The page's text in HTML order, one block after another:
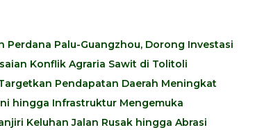
Perdana Palu-Guangzhou, Dorong Investasi
Konflik Agraria Sawit di Tolitoli
Pendapatan Daerah Meningkat
hingga Infrastruktur Mengemuka
Keluhan Jalan Rusak hingga Abrasi